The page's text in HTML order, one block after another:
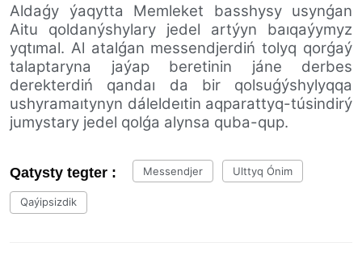
Aldaǵy ýaqytta Memleket basshysy usynǵan
Aitu qoldanýshylary jedel artýyn baıqaýymyz
yqtımal. Al atalǵan messendjerdiń tolyq qorǵaý
talaptaryna jaýap beretinin jáne derbes
derekterdiń qandaı da bir qolsuǵýshylyqqa
ushyramaıtynyn dáleldeıtin aqparattyq-túsindirý
jumystary jedel qolǵa alynsa quba-qup.
Qatysty tegter : Messendjer Ulttyq Ónim
Qaýipsizdik